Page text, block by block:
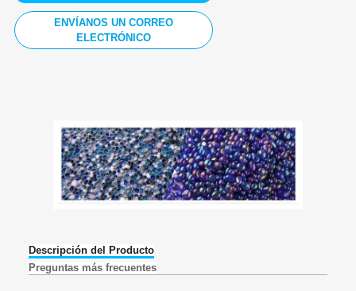
ENVÍANOS UN CORREO
ELECTRÓNICO
Descripción del Producto
Preguntas más frecuentes